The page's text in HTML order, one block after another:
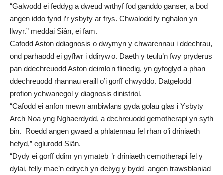
“Galwodd ei feddyg a dweud wrthyf fod ganddo ganser, a bod
angen iddo fynd i’r ysbyty ar frys. Chwalodd fy nghalon yn
llwyr.” meddai Siân, ei fam.
Cafodd Aston ddiagnosis o dwymyn y chwarennau i ddechrau,
ond parhaodd ei gyflwr i ddirywio. Daeth y teulu’n fwy pryderus
pan ddechreuodd Aston deimlo’n flinedig, yn gyfoglyd a phan
ddechreuodd rhannau eraill o’i gorff chwyddo. Datgelodd
profion ychwanegol y diagnosis dinistriol.
“Cafodd ei anfon mewn ambiwlans gyda golau glas i Ysbyty
Arch Noa yng Nghaerdydd, a dechreuodd gemotherapi yn syth
bin. Roedd angen gwaed a phlatennau fel rhan o’i driniaeth
hefyd,” eglurodd Siân.
“Dydy ei gorff ddim yn ymateb i’r driniaeth cemotherapi fel y
dylai, felly mae’n edrych yn debyg y bydd angen trawsblaniad